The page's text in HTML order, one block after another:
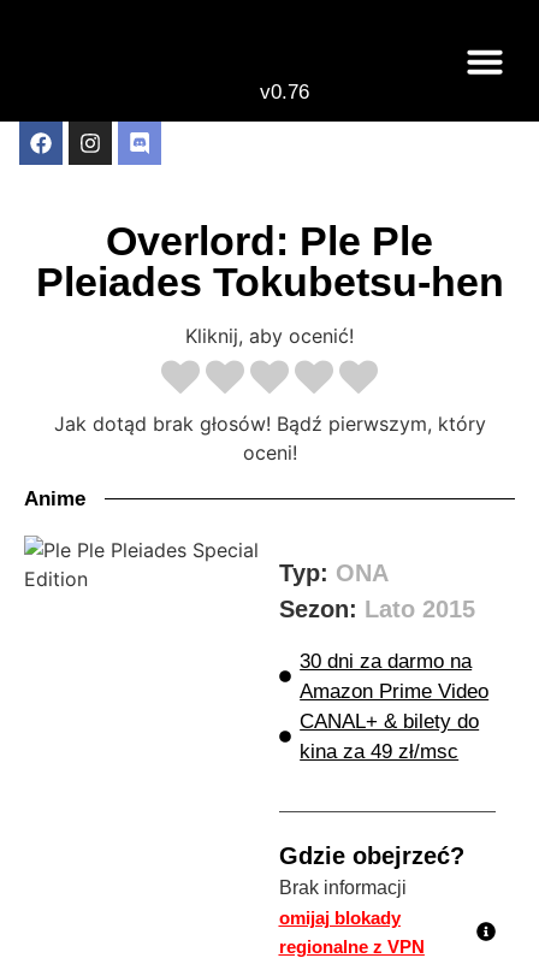
v0.76
Overlord: Ple Ple
Pleiades Tokubetsu-hen
Kliknij, aby ocenić!
Jak dotąd brak głosów! Bądź pierwszym, który
oceni!
Anime
Typ: ONA
Sezon: Lato 2015
30 dni za darmo na
Amazon Prime Video
CANAL+ & bilety do
kina za 49 zł/msc
Gdzie obejrzeć?
Brak informacji
omijaj blokady
regionalne z VPN